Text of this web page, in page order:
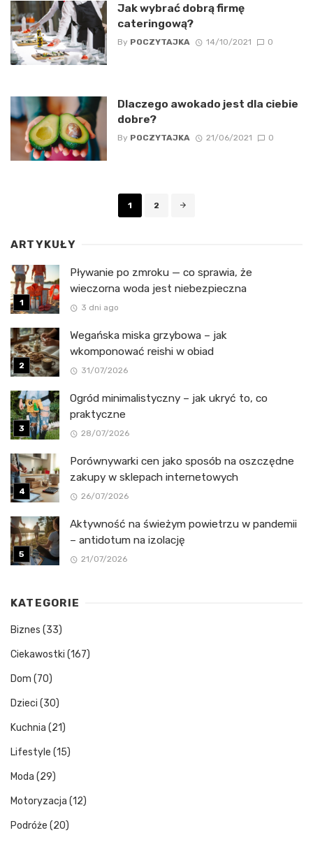
Jak wybrać dobrą firmę
cateringową?
By POCZYTAJKA 14/10/2021 0
Dlaczego awokado jest dla ciebie
dobre?
By POCZYTAJKA 21/06/2021 0
1 2
ARTYKUŁY
Pływanie po zmroku — co sprawia, że
wieczorna woda jest niebezpieczna
3 dni ago
Wegańska miska grzybowa – jak
wkomponować reishi w obiad
31/07/2026
Ogród minimalistyczny – jak ukryć to, co
praktyczne
28/07/2026
Porównywarki cen jako sposób na oszczędne
zakupy w sklepach internetowych
26/07/2026
Aktywność na świeżym powietrzu w pandemii
– antidotum na izolację
21/07/2026
KATEGORIE
Biznes (33)
Ciekawostki (167)
Dom (70)
Dzieci (30)
Kuchnia (21)
Lifestyle (15)
Moda (29)
Motoryzacja (12)
Podróże (20)